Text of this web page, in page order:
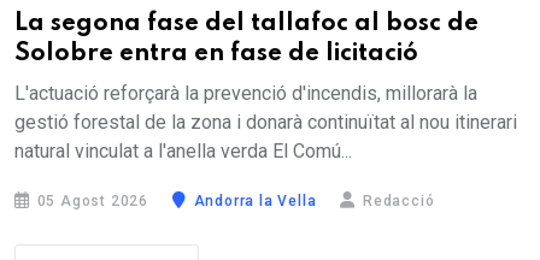
La segona fase del tallafoc al bosc de
Solobre entra en fase de licitació
L'actuació reforçarà la prevenció d'incendis, millorarà la
gestió forestal de la zona i donarà continuïtat al nou itinerari
natural vinculat a l'anella verda El Comú...
05 Agost 2026 Andorra la Vella Redacció